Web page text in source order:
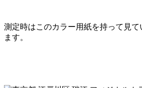
測定時はこのカラー用紙を持って見て
ます。